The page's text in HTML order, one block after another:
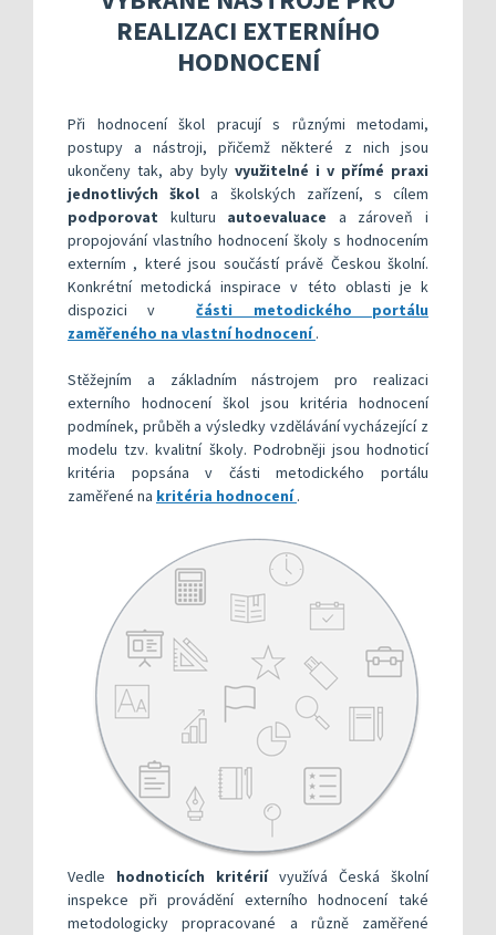
Další náměty pro realizaci vlastního hodnocení
Přehled nástrojů podle kritérií
Vybrané nástroje pro realizaci externího
Rok v ředitelně
Specifická
Informační
Publikace s
Příklady
REALIZACI EXTERNÍHO
HODNOCENÍ
Při hodnocení škol pracují s různými metodami,
postupy a nástroji, přičemž některé z nich jsou
ukončeny tak, aby byly využitelné i v přímé praxi
jednotlivých škola školských zařízení, s cílem
podporovat kulturu autoevaluace a zároveň i
propojování vlastního hodnocení školy s hodnocením
externím , které jsou součástí právě Českou školní.
Konkrétní metodická inspirace v této oblasti je k
dispozici včásti metodického portálu
zaměřeného na vlastní hodnocení.
Stěžejním a základním nástrojem pro realizaci
externího hodnocení škol jsou kritéria hodnocení
podmínek, průběh a výsledky vzdělávání vycházející z
modelu tzv. kvalitní školy. Podrobněji jsou hodnoticí
kritéria popsána v části metodického portálu
zaměřené na kritéria hodnocení.
Vedle hodnoticích kritériívyužívá Česká školní
inspekce při provádění externího hodnocení také
metodologicky propracované a různě zaměřené